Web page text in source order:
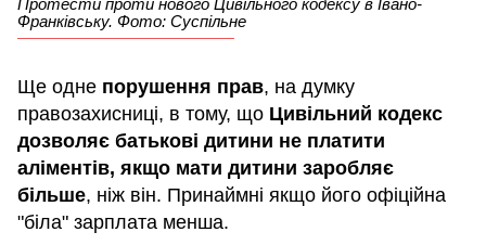
Протести проти нового Цивільного кодексу в Івано-
Франківську. Фото: Суспільне
Ще одне порушення прав, на думку
правозахисниці, в тому, що Цивільний кодекс
дозволяє батькові дитини не платити
аліментів, якщо мати дитини заробляє
більше, ніж він. Принаймні якщо його офіційна
"біла" зарплата менша.